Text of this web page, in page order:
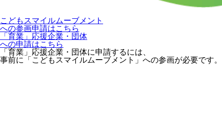
こどもスマイルムーブメント
への参画申請はこちら
「育業」応援企業・団体
への申請はこちら
「育業」応援企業・団体に申請するには、
事前に「こどもスマイルムーブメント」への参画が必要です。